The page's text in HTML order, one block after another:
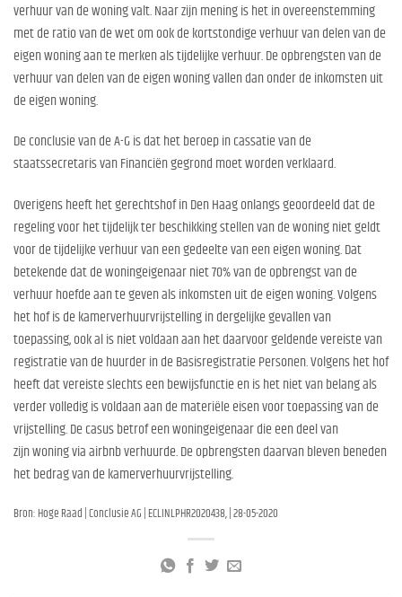
verhuur van de woning valt. Naar zijn mening is het in overeenstemming
met de ratio van de wet om ook de kortstondige verhuur van delen van de
eigen woning aan te merken als tijdelijke verhuur. De opbrengsten van de
verhuur van delen van de eigen woning vallen dan onder de inkomsten uit
de eigen woning.
De conclusie van de A-G is dat het beroep in cassatie van de
staatssecretaris van Financiën gegrond moet worden verklaard.
Overigens heeft het gerechtshof in Den Haag onlangs geoordeeld dat de
regeling voor het tijdelijk ter beschikking stellen van de woning niet geldt
voor de tijdelijke verhuur van een gedeelte van een eigen woning. Dat
betekende dat de woningeigenaar niet 70% van de opbrengst van de
verhuur hoefde aan te geven als inkomsten uit de eigen woning. Volgens
het hof is de kamerverhuurvrijstelling in dergelijke gevallen van
toepassing, ook al is niet voldaan aan het daarvoor geldende vereiste van
registratie van de huurder in de Basisregistratie Personen. Volgens het hof
heeft dat vereiste slechts een bewijsfunctie en is het niet van belang als
verder volledig is voldaan aan de materiële eisen voor toepassing van de
vrijstelling. De casus betrof een woningeigenaar die een deel van
zijn woning via airbnb verhuurde. De opbrengsten daarvan bleven beneden
het bedrag van de kamerverhuurvrijstelling.
Bron: Hoge Raad | Conclusie AG | ECLINLPHR2020438, | 28-05-2020